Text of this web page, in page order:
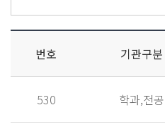
번호 기관구분
530 학과,전공